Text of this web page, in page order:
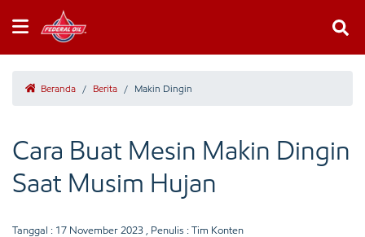
Beranda / Berita / Makin Dingin
Cara Buat Mesin Makin Dingin
Saat Musim Hujan
Tanggal : 17 November 2023 , Penulis : Tim Konten